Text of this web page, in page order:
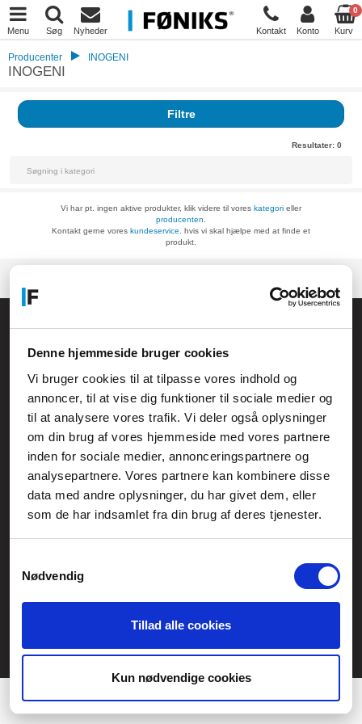
Denne hjemmeside bruger cookies
Vi bruger cookies til at tilpasse vores indhold og
annoncer, til at vise dig funktioner til sociale medier og
til at analysere vores trafik. Vi deler også oplysninger
om din brug af vores hjemmeside med vores partnere
inden for sociale medier, annonceringspartnere og
analysepartnere. Vores partnere kan kombinere disse
data med andre oplysninger, du har givet dem, eller
som de har indsamlet fra din brug af deres tjenester.
Nødvendig
Tillad alle cookies
Kun nødvendige cookies
Menu Søg Nyheder Kontakt Konto
0
Kurv
Producenter INOGENI
INOGENI
Filtre
Resultater: 0
Vi har pt. ingen aktive produkter, klik videre til vores kategori eller
producenten.
Kontakt gerne vores kundeservice.
hvis vi skal hjælpe med at finde et
produkt.
Anelystparken 33B, 8381 Tilst
Generelle henvendelser:
kontakt@fcomputer.dk
Service- og reklamationsafdelingen:
Sitemap
3 ugers returret Datasikkerhed/Cookies